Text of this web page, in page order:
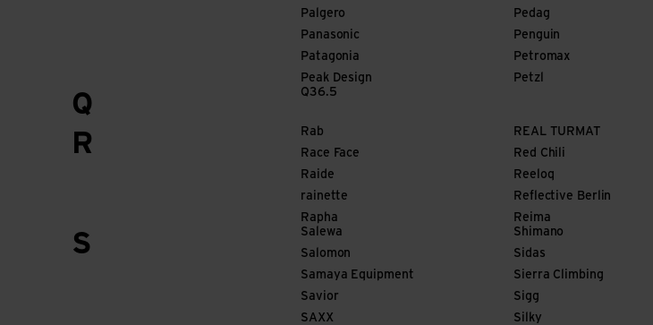
Palgero
Panasonic
Patagonia
Peak Design
Pedag
Penguin
Petromax
Petzl
Q Q36.5
R
Rab
Race Face
Raide
rainette
Rapha
REAL TURMAT
Red Chili
Reeloq
Reflective Berlin
Reima
S
Salewa
Salomon
Samaya Equipment
Savior
SAXX
Shimano
Sidas
Sierra Climbing
Sigg
Silky